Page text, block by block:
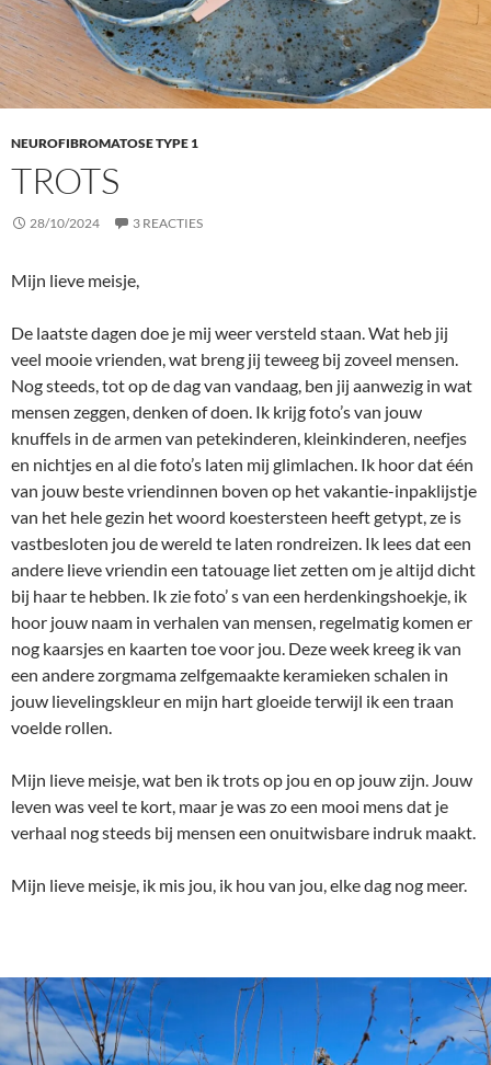
NEUROFIBROMATOSE TYPE 1
TROTS
28/10/2024 3 REACTIES
Mijn lieve meisje,
De laatste dagen doe je mij weer versteld staan. Wat heb jij
veel mooie vrienden, wat breng jij teweeg bij zoveel mensen.
Nog steeds, tot op de dag van vandaag, ben jij aanwezig in wat
mensen zeggen, denken of doen. Ik krijg foto’s van jouw
knuffels in de armen van petekinderen, kleinkinderen, neefjes
en nichtjes en al die foto’s laten mij glimlachen. Ik hoor dat één
van jouw beste vriendinnen boven op het vakantie-inpaklijstje
van het hele gezin het woord koestersteen heeft getypt, ze is
vastbesloten jou de wereld te laten rondreizen. Ik lees dat een
andere lieve vriendin een tatouage liet zetten om je altijd dicht
bij haar te hebben. Ik zie foto’ s van een herdenkingshoekje, ik
hoor jouw naam in verhalen van mensen, regelmatig komen er
nog kaarsjes en kaarten toe voor jou. Deze week kreeg ik van
een andere zorgmama zelfgemaakte keramieken schalen in
jouw lievelingskleur en mijn hart gloeide terwijl ik een traan
voelde rollen.
Mijn lieve meisje, wat ben ik trots op jou en op jouw zijn. Jouw
leven was veel te kort, maar je was zo een mooi mens dat je
verhaal nog steeds bij mensen een onuitwisbare indruk maakt.
Mijn lieve meisje, ik mis jou, ik hou van jou, elke dag nog meer.